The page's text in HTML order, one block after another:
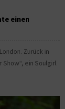
einen
Zurück in
ein Soulgirl